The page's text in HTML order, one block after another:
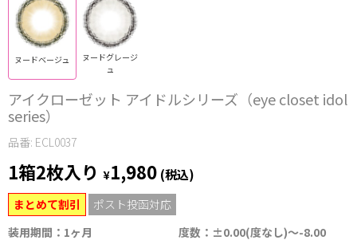
ヌードベージュ
ヌードグレージ
ュ
アイクローゼット アイドルシリーズ（eye closet idol
series）
品番: ECL0037
1箱2枚入り ¥1,980 (税込)
まとめて割引
ポスト投函対応
装用期間：1ヶ月
度数：±0.00(度なし)～-8.00